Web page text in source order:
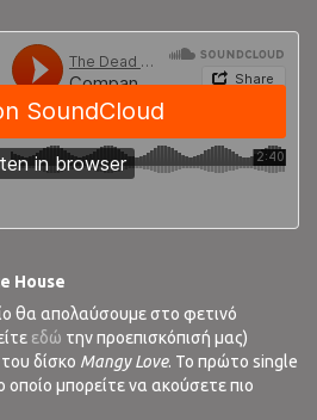
House
θα απολαύσουμε στο φετινό
εδώ την προεπισκόπισή μας)
δίσκο Mangy Love. Το πρώτο single
οποίο μπορείτε να ακούσετε πιο